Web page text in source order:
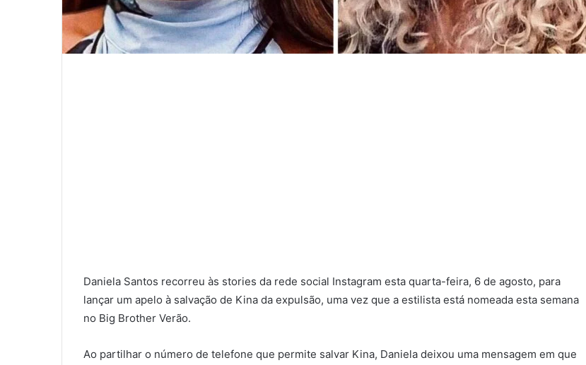
Daniela Santos recorreu às stories da rede social Instagram esta quarta-feira, 6 de agosto, para
lançar um apelo à salvação de Kina da expulsão, uma vez que a estilista está nomeada esta semana
no Big Brother Verão.
Ao partilhar o número de telefone que permite salvar Kina, Daniela deixou uma mensagem em que